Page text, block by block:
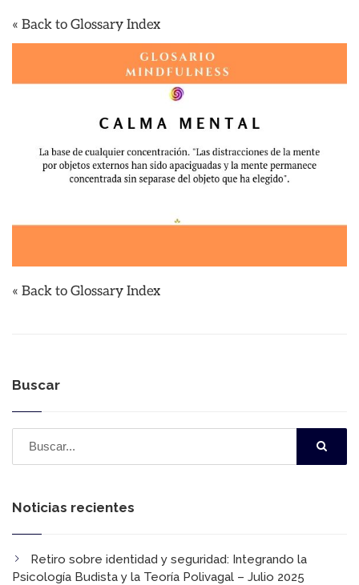
« Back to Glossary Index
« Back to Glossary Index
Buscar
Noticias recientes
Retiro sobre identidad y seguridad:​ Integrando la
Psicología Budista y la Teoría Polivagal​ – Julio 2025